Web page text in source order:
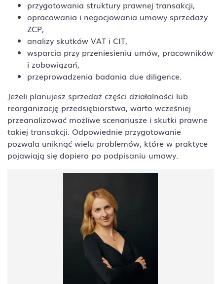
przygotowania struktury prawnej transakcji,
opracowania i negocjowania umowy sprzedaży
ZCP,
analizy skutków VAT i CIT,
wsparcia przy przeniesieniu umów, pracowników
i zobowiązań,
przeprowadzenia badania due diligence.
Jeżeli planujesz sprzedaż części działalności lub
reorganizację przedsiębiorstwa, warto wcześniej
przeanalizować możliwe scenariusze i skutki prawne
takiej transakcji. Odpowiednie przygotowanie
pozwala uniknąć wielu problemów, które w praktyce
pojawiają się dopiero po podpisaniu umowy.